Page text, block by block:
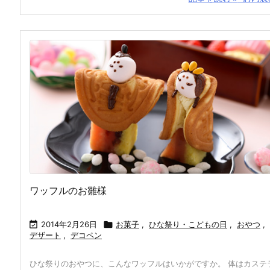
ワッフルのお雛様
 2014年2月26日  お菓子 , ひな祭り・こどもの日 , おやつ ,
デザート , デコペン
ひな祭りのおやつに、こんなワッフルはいかがですか。 体はカステ